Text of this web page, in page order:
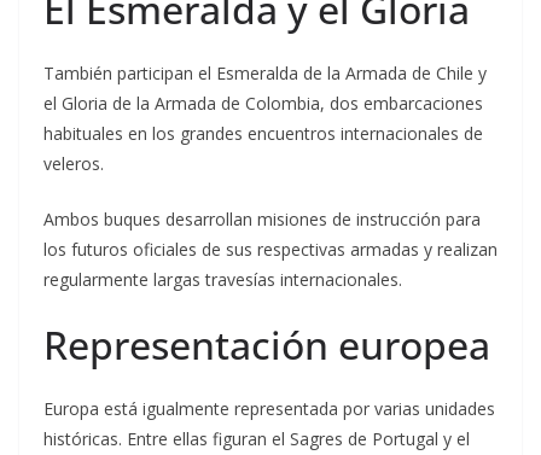
También participan el Esmeralda de la Armada de Chile y
el Gloria de la Armada de Colombia, dos embarcaciones
habituales en los grandes encuentros internacionales de
veleros.
Ambos buques desarrollan misiones de instrucción para
los futuros oficiales de sus respectivas armadas y realizan
regularmente largas travesías internacionales.
Representación europea
Europa está igualmente representada por varias unidades
históricas. Entre ellas figuran el Sagres de Portugal y el